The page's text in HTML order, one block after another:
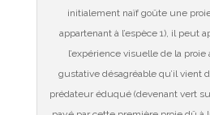
initialement naïf goûte une
appartenant à l’espèce 1), il peut
l’expérience visuelle de la proie
gustative désagréable qu’il vient
prédateur éduqué (devenant vert